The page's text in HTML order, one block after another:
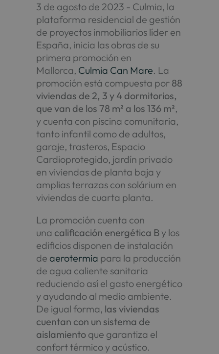
3 de agosto de 2023 - Culmia, la
plataforma residencial de gestión
de proyectos inmobiliarios líder en
España, inicia las obras de su
primera promoción en
Mallorca, Culmia Can Mare. La
promoción está compuesta por 88
viviendas de 2, 3 y 4 dormitorios,
que van de los 78 m² a los 136 m²,
y cuenta con piscina comunitaria,
tanto infantil como de adultos,
garaje, trasteros, Espacio
Cardioprotegido, jardín privado
en viviendas de planta baja y
amplias terrazas con solárium en
viviendas de cuarta planta.
La promoción cuenta con
una calificación energética B y los
edificios disponen de instalación
de aerotermia para la producción
de agua caliente sanitaria
reduciendo así el gasto energético
y ayudando al medio ambiente.
De igual forma, las viviendas
cuentan con un sistema de
aislamiento que garantiza el
confort térmico y acústico.